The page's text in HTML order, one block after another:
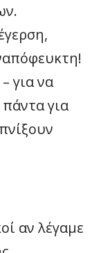
για να
για
αν λέγαμε